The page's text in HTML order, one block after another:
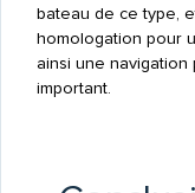
bateau de ce type,
homologation pour
ainsi une
important.